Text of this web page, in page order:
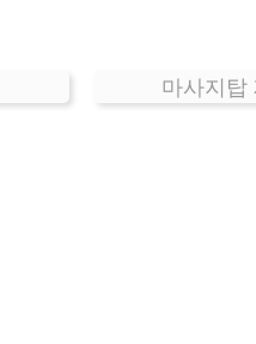
마사지탑